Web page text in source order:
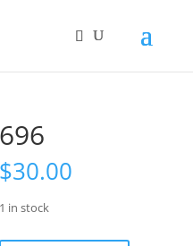
696
$30.00
1 in stock